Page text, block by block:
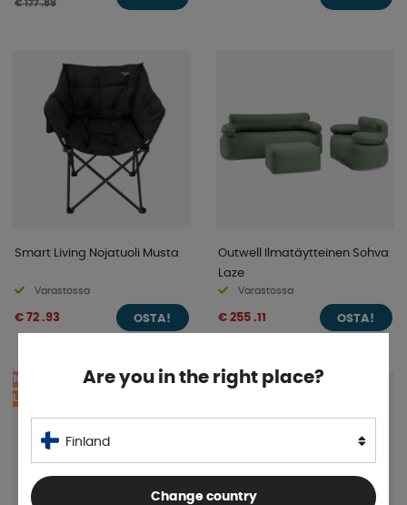
€ 177 .89
Smart Living Nojatuoli Musta
Varastossa
€ 72 .93 OSTA!
Outwell Ilmatäytteinen Sohva
Laze
Varastossa
€ 255 .11 OSTA!
10%
LÄMPÖTYYNY MUKANA
Are you in the right place?
Finland
Change country